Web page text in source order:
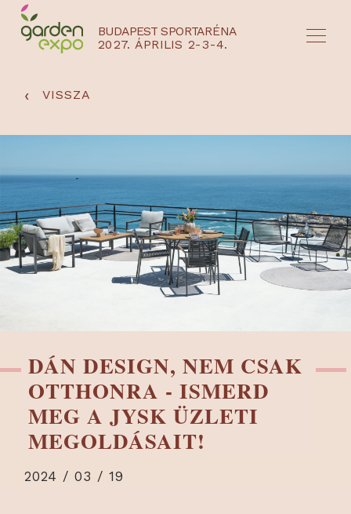
BUDAPEST SPORTARÉNA
2027. ÁPRILIS 2-3-4.
‹ VISSZA
DÁN DESIGN, NEM CSAK
OTTHONRA - ISMERD
MEG A JYSK ÜZLETI
MEGOLDÁSAIT!
2024 / 03 / 19